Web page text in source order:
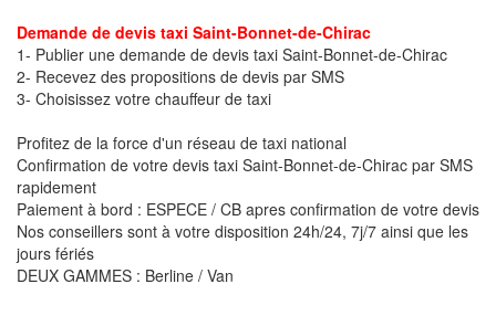
Demande de devis taxi Saint-Bonnet-de-Chirac
1- Publier une demande de devis taxi Saint-Bonnet-de-Chirac
2- Recevez des propositions de devis par SMS
3- Choisissez votre chauffeur de taxi
Profitez de la force d'un réseau de taxi national
Confirmation de votre devis taxi Saint-Bonnet-de-Chirac par SMS
rapidement
Paiement à bord : ESPECE / CB apres confirmation de votre devis
Nos conseillers sont à votre disposition 24h/24, 7j/7 ainsi que les
jours fériés
DEUX GAMMES : Berline / Van